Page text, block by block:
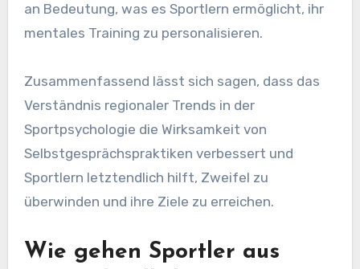
an Bedeutung, was es Sportlern ermöglicht, ihr
mentales Training zu personalisieren.
Zusammenfassend lässt sich sagen, dass das
Verständnis regionaler Trends in der
Sportpsychologie die Wirksamkeit von
Selbstgesprächspraktiken verbessert und
Sportlern letztendlich hilft, Zweifel zu
überwinden und ihre Ziele zu erreichen.
Wie gehen Sportler aus